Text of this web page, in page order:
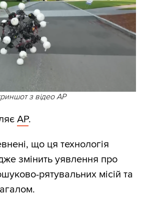
з відео AP
AP.
що ця технологія
змінить уявлення про
рятувальних місій та